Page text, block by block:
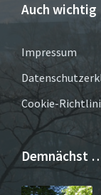
Auch
Impressum
Cookie-
Demnächst